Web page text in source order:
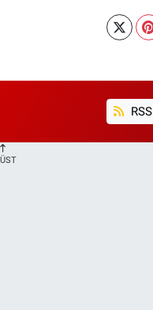
RSS
ÜST